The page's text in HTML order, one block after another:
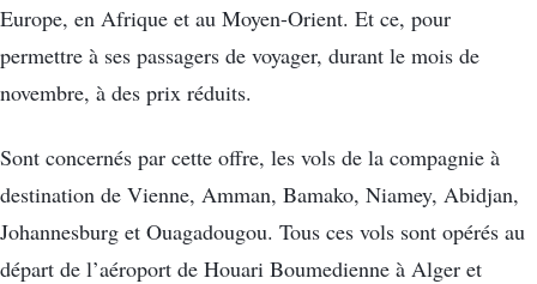
Europe, en Afrique et au Moyen-Orient. Et ce, pour
permettre à ses passagers de voyager, durant le mois de
novembre, à des prix réduits.
Sont concernés par cette offre, les vols de la compagnie à
destination de Vienne, Amman, Bamako, Niamey, Abidjan,
Johannesburg et Ouagadougou. Tous ces vols sont opérés au
départ de l’aéroport de Houari Boumedienne à Alger et